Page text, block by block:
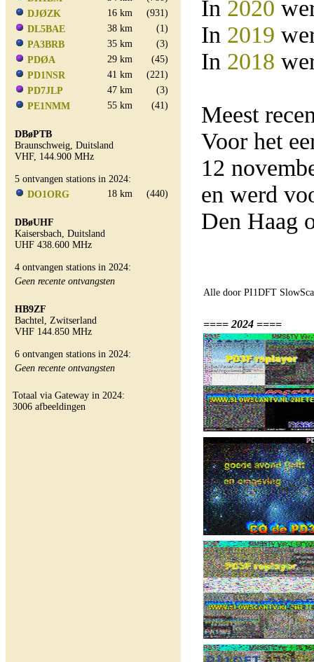
DJØZK
16 km
(931)
DL5BAE
38 km
(1)
PA3BRB
35 km
(3)
PDØA
29 km
(45)
PD1NSR
41 km
(221)
PD7JLP
47 km
(3)
PE1NMM
55 km (41)
DBøPTB
Braunschweig, Duitsland
VHF, 144.900 MHz
5 ontvangen stations in 2024:
DO1ORG
18 km (440)
DBøUHF
Kaisersbach, Duitsland
UHF 438.600 MHz
4 ontvangen stations in 2024:
Geen recente ontvangsten
HB9ZF
Bachtel, Zwitserland
VHF 144.850 MHz
6 ontvangen stations in 2024:
Geen recente ontvangsten
Totaal via Gateway in 2024:
3006 afbeeldingen
In 2020
In 2019
In 2018
Meest
Voor het
12
en werd
Den Haag
Alle door PI1DFT
==== 2024 ====